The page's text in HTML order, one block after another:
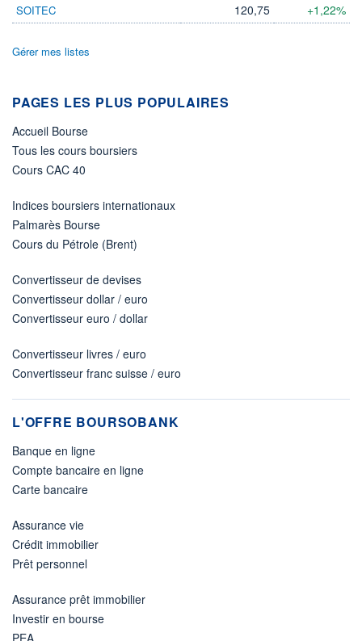
SOITEC 120,75 +1,22%
Gérer mes listes
PAGES LES PLUS POPULAIRES
Accueil Bourse
Tous les cours boursiers
Cours CAC 40
Indices boursiers internationaux
Palmarès Bourse
Cours du Pétrole (Brent)
Convertisseur de devises
Convertisseur dollar / euro
Convertisseur euro / dollar
Convertisseur livres / euro
Convertisseur franc suisse / euro
L'OFFRE BOURSOBANK
Banque en ligne
Compte bancaire en ligne
Carte bancaire
Assurance vie
Crédit immobilier
Prêt personnel
Assurance prêt immobilier
Investir en bourse
PEA